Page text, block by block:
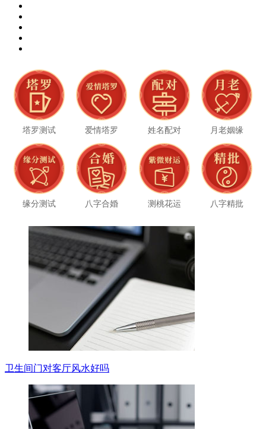
塔罗测试 爱情塔罗 姓名配对 月老姻缘
缘分测试 八字合婚 测桃花运 八字精批
卫生间门对客厅风水好吗